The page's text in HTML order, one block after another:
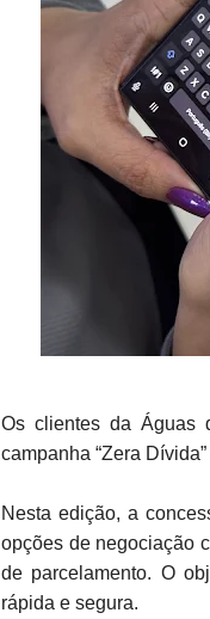
Os clientes da Águas
campanha “Zera
Nesta edição, a
opções de negociação
de parcelamento. O
rápida e segura.